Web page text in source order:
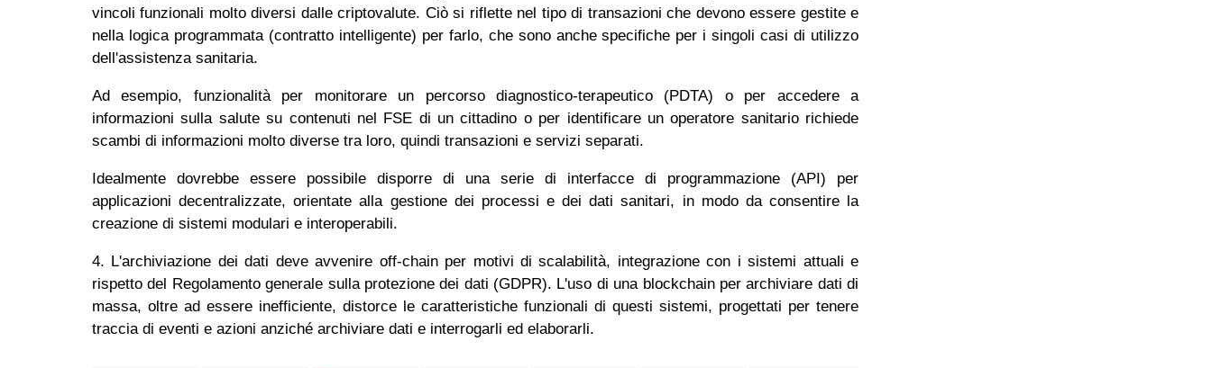
vincoli funzionali molto diversi dalle criptovalute. Ciò si riflette nel tipo di transazioni che devono essere gestite e
nella logica programmata (contratto intelligente) per farlo, che sono anche specifiche per i singoli casi di utilizzo
dell'assistenza sanitaria.
Ad esempio, funzionalità per monitorare un percorso diagnostico-terapeutico (PDTA) o per accedere a
informazioni sulla salute su contenuti nel FSE di un cittadino o per identificare un operatore sanitario richiede
scambi di informazioni molto diverse tra loro, quindi transazioni e servizi separati.
Idealmente dovrebbe essere possibile disporre di una serie di interfacce di programmazione (API) per
applicazioni decentralizzate, orientate alla gestione dei processi e dei dati sanitari, in modo da consentire la
creazione di sistemi modulari e interoperabili.
4. L'archiviazione dei dati deve avvenire off-chain per motivi di scalabilità, integrazione con i sistemi attuali e
rispetto del Regolamento generale sulla protezione dei dati (GDPR). L'uso di una blockchain per archiviare dati di
massa, oltre ad essere inefficiente, distorce le caratteristiche funzionali di questi sistemi, progettati per tenere
traccia di eventi e azioni anziché archiviare dati e interrogarli ed elaborarli.